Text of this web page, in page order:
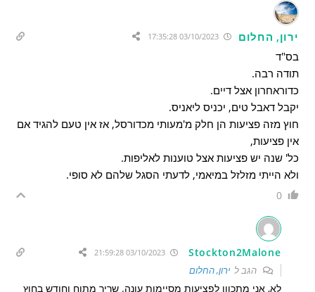
ירון, החלום 03/10/2023 17:35:28
בס"ד
תודה רבה.
כדוראחרון אצל דיים.
יקבל דאבל טים, יכניס ליאניס.
חוץ מזה פציעות הן חלק מ'מעותי מכדורסל, אז אין טעם להגיד אם
אין פציעות,
כל' שנה יש פציעות אצל טוענות לאליפות.
ולא הייתי מזלזל במיאמי, לדעתי הסגל שלהם לא סופי.
0
Stockton2Malone
הגב לירון, החלום
לא, אני מתכוון לפציעות מסיימות עונה. שריר מתוח וחודש בחוץ